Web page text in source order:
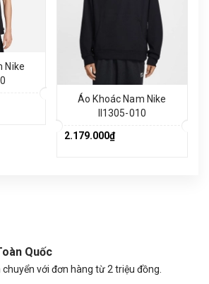
Nike
Áo Khoác Nam Nike
II1305-010
2.179.000₫
Quốc
chuyển với đơn hàng từ 2 triệu đồng.